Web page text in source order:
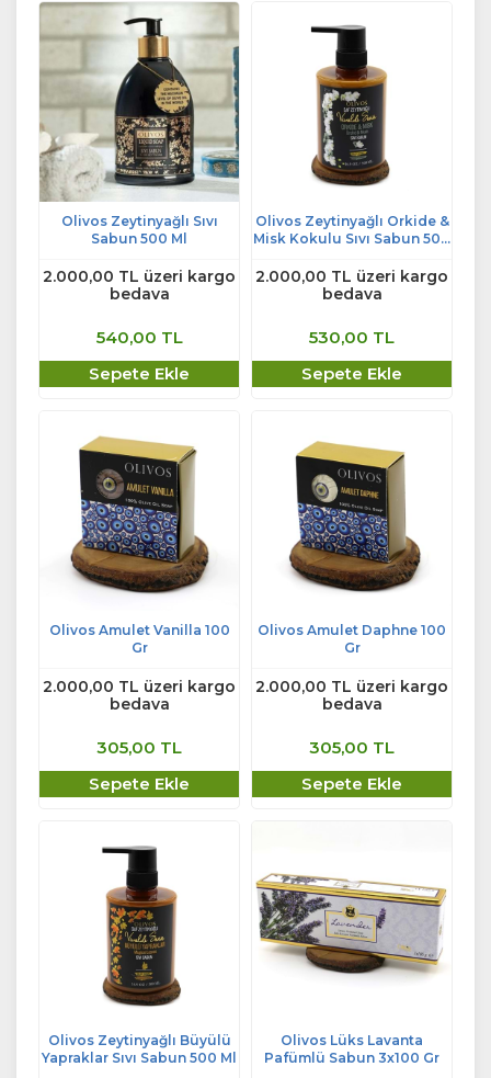
Olivos Zeytinyağlı Sıvı
Sabun 500 Ml
2.000,00 TL üzeri kargo
bedava
540,00 TL
Sepete Ekle
Olivos Zeytinyağlı Orkide &
Misk Kokulu Sıvı Sabun 500
2.000,00 TL üzeri kargo
bedava
530,00 TL
Sepete Ekle
Olivos Amulet Vanilla 100
Gr
2.000,00 TL üzeri kargo
bedava
305,00 TL
Sepete Ekle
Olivos Amulet Daphne 100
Gr
2.000,00 TL üzeri kargo
bedava
305,00 TL
Sepete Ekle
Olivos Zeytinyağlı Büyülü
Yapraklar Sıvı Sabun 500 Ml
Olivos Lüks Lavanta
Pafümlü Sabun 3x100 Gr